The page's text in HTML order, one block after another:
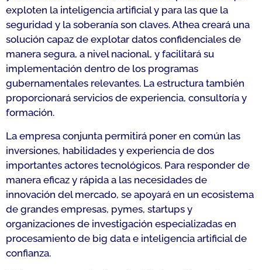
exploten la inteligencia artificial y para las que la
seguridad y la soberanía son claves. Athea creará una
solución capaz de explotar datos confidenciales de
manera segura, a nivel nacional, y facilitará su
implementación dentro de los programas
gubernamentales relevantes. La estructura también
proporcionará servicios de experiencia, consultoría y
formación.
La empresa conjunta permitirá poner en común las
inversiones, habilidades y experiencia de dos
importantes actores tecnológicos. Para responder de
manera eficaz y rápida a las necesidades de
innovación del mercado, se apoyará en un ecosistema
de grandes empresas, pymes, startups y
organizaciones de investigación especializadas en
procesamiento de big data e inteligencia artificial de
confianza.